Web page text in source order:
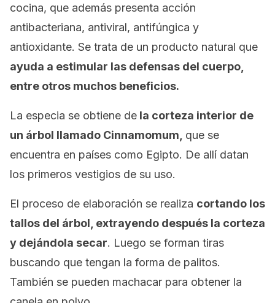
cocina, que además presenta acción
antibacteriana, antiviral, antifúngica y
antioxidante. Se trata de un producto natural que
ayuda a estimular las defensas del cuerpo,
entre otros muchos beneficios.
La especia se obtiene de la corteza interior de
un árbol llamado Cinnamomum, que se
encuentra en países como Egipto. De allí datan
los primeros vestigios de su uso.
El proceso de elaboración se realiza cortando los
tallos del árbol, extrayendo después la corteza
y dejándola secar. Luego se forman tiras
buscando que tengan la forma de palitos.
También se pueden machacar para obtener la